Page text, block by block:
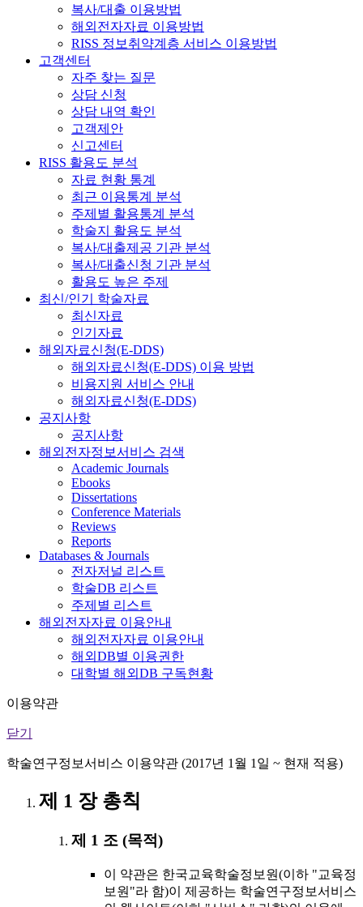
복사/대출 이용방법
해외전자자료 이용방법
RISS 정보취약계층 서비스 이용방법
고객센터
자주 찾는 질문
상담 신청
상담 내역 확인
고객제안
신고센터
RISS 활용도 분석
자료 현황 통계
최근 이용통계 분석
주제별 활용통계 분석
학술지 활용도 분석
복사/대출제공 기관 분석
복사/대출신청 기관 분석
활용도 높은 주제
최신/인기 학술자료
최신자료
인기자료
해외자료신청(E-DDS)
해외자료신청(E-DDS) 이용 방법
비용지원 서비스 안내
해외자료신청(E-DDS)
공지사항
공지사항
해외전자정보서비스 검색
Academic Journals
Ebooks
Dissertations
Conference Materials
Reviews
Reports
Databases & Journals
전자저널 리스트
학술DB 리스트
주제별 리스트
해외전자자료 이용안내
해외전자자료 이용안내
해외DB별 이용권한
대학별 해외DB 구독현황
이용약관
닫기
학술연구정보서비스 이용약관 (2017년 1월 1일 ~ 현재 적용)
제 1 장 총칙
제 1 조 (목적)
이 약관은 한국교육학술정보원(이하 "교육정
보원"라 함)이 제공하는 학술연구정보서비스